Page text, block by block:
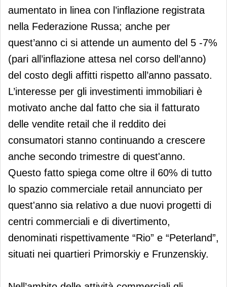
aumentato in linea con l’inflazione registrata
nella Federazione Russa; anche per
quest’anno ci si attende un aumento del 5 -7%
(pari all’inflazione attesa nel corso dell’anno)
del costo degli affitti rispetto all’anno passato.
L’interesse per gli investimenti immobiliari è
motivato anche dal fatto che sia il fatturato
delle vendite retail che il reddito dei
consumatori stanno continuando a crescere
anche secondo trimestre di quest'anno.
Questo fatto spiega come oltre il 60% di tutto
lo spazio commerciale retail annunciato per
quest'anno sia relativo a due nuovi progetti di
centri commerciali e di divertimento,
denominati rispettivamente “Rio” e “Peterland”,
situati nei quartieri Primorskiy e Frunzenskiy.